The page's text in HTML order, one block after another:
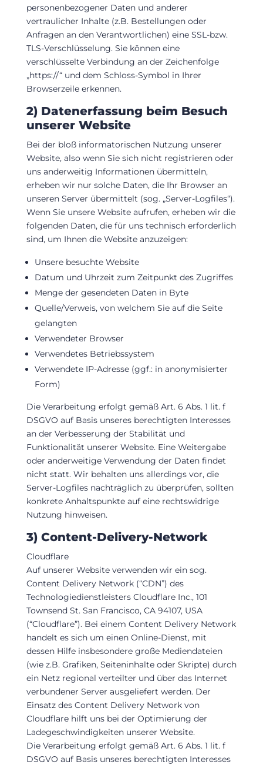
personenbezogener Daten und anderer
vertraulicher Inhalte (z.B. Bestellungen oder
Anfragen an den Verantwortlichen) eine SSL-bzw.
TLS-Verschlüsselung. Sie können eine
verschlüsselte Verbindung an der Zeichenfolge
„https://“ und dem Schloss-Symbol in Ihrer
Browserzeile erkennen.
2) Datenerfassung beim Besuch
unserer Website
Bei der bloß informatorischen Nutzung unserer
Website, also wenn Sie sich nicht registrieren oder
uns anderweitig Informationen übermitteln,
erheben wir nur solche Daten, die Ihr Browser an
unseren Server übermittelt (sog. „Server-Logfiles“).
Wenn Sie unsere Website aufrufen, erheben wir die
folgenden Daten, die für uns technisch erforderlich
sind, um Ihnen die Website anzuzeigen:
Unsere besuchte Website
Datum und Uhrzeit zum Zeitpunkt des Zugriffes
Menge der gesendeten Daten in Byte
Quelle/Verweis, von welchem Sie auf die Seite
gelangten
Verwendeter Browser
Verwendetes Betriebssystem
Verwendete IP-Adresse (ggf.: in anonymisierter
Form)
Die Verarbeitung erfolgt gemäß Art. 6 Abs. 1 lit. f
DSGVO auf Basis unseres berechtigten Interesses
an der Verbesserung der Stabilität und
Funktionalität unserer Website. Eine Weitergabe
oder anderweitige Verwendung der Daten findet
nicht statt. Wir behalten uns allerdings vor, die
Server-Logfiles nachträglich zu überprüfen, sollten
konkrete Anhaltspunkte auf eine rechtswidrige
Nutzung hinweisen.
3) Content-Delivery-Network
Cloudflare
Auf unserer Website verwenden wir ein sog.
Content Delivery Network (“CDN”) des
Technologiedienstleisters Cloudflare Inc., 101
Townsend St. San Francisco, CA 94107, USA
(“Cloudflare”). Bei einem Content Delivery Network
handelt es sich um einen Online-Dienst, mit
dessen Hilfe insbesondere große Mediendateien
(wie z.B. Grafiken, Seiteninhalte oder Skripte) durch
ein Netz regional verteilter und über das Internet
verbundener Server ausgeliefert werden. Der
Einsatz des Content Delivery Network von
Cloudflare hilft uns bei der Optimierung der
Ladegeschwindigkeiten unserer Website.
Die Verarbeitung erfolgt gemäß Art. 6 Abs. 1 lit. f
DSGVO auf Basis unseres berechtigten Interesses